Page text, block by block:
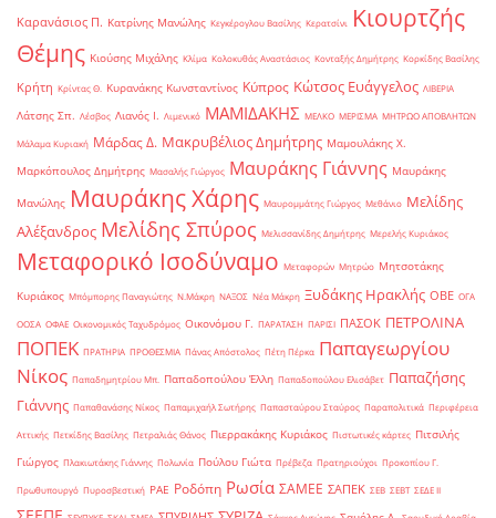
Καρανάσιος Π. Κατρίνης Μανώλης Κεγκέρογλου Βασίλης Κερατσίνι
Κιουρτζής
Θέμης Κιούσης Μιχάλης Κλίμα Κολοκυθάς Αναστάσιος Κονταξής Δημήτρης Κορκίδης Βασίλης
Κρήτη Κρίντας Θ. Κυρανάκης Κωνσταντίνος Κύπρος Κώτσος Ευάγγελος ΛΙΒΕΡΙΑ
Λάτσης Σπ. Λέσβος Λιανός Ι. Λιμενικό ΜΑΜΙΔΑΚΗΣ ΜΕΛΚΟ ΜΕΡΙΣΜΑ ΜΗΤΡΩΟ ΑΠΟΒΛΗΤΩΝ
Μάλαμα Κυριακή Μάρδας Δ. Μακρυβέλιος Δημήτρης Μαμουλάκης Χ.
Μαρκόπουλος Δημήτρης Μασαλής Γιώργος Μαυράκης Γιάννης Μαυράκης
Μανώλης Μαυράκης Χάρης Μαυρομμάτης Γιώργος Μεθάνιο Μελίδης
Αλέξανδρος Μελίδης Σπύρος Μελισσανίδης Δημήτρης Μερελής Κυριάκος
Μεταφορικό Ισοδύναμο Μεταφορών Μητρώο Μητσοτάκης
Κυριάκος Μπόμπορης Παναγιώτης Ν.Μάκρη ΝΑΞΟΣ Νέα Μάκρη Ξυδάκης Ηρακλής ΟΒΕ ΟΓΑ
ΟΟΣΑ ΟΦΑΕ Οικονομικός Ταχυδρόμος Οικονόμου Γ. ΠΑΡΑΤΑΣΗ ΠΑΡΙΣΙ ΠΑΣΟΚ ΠΕΤΡΟΛΙΝΑ
ΠΟΠΕΚ ΠΡΑΤΗΡΙΑ ΠΡΟΘΕΣΜΙΑ Πάνας Απόστολος Πέτη Πέρκα Παπαγεωργίου
Νίκος Παπαδημητρίου Μπ. Παπαδοπούλου Έλλη Παπαδοπούλου Ελισάβετ Παπαζήσης
Γιάννης Παπαθανάσης Νίκος Παπαμιχαήλ Σωτήρης Παπασταύρου Σταύρος Παραπολιτικά Περιφέρεια
Αττικής Πετκίδης Βασίλης Πετραλιάς Θάνος Πιερρακάκης Κυριάκος Πιστωτικές κάρτες Πιτσιλής
Γιώργος Πλακιωτάκης Γιάννης Πολωνία Πούλου Γιώτα Πρέβεζα Πρατηριούχοι Προκοπίου Γ.
Πρωθυπουργό Πυροσβεστική ΡΑΕ Ροδόπη Ρωσία ΣΑΜΕΕ ΣΑΠΕΚ ΣΕΒ ΣΕΒΤ ΣΕΔΕ ΙΙ